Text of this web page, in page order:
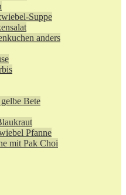
Suppe
anders
Bete
Pfanne
mit Pak Choi